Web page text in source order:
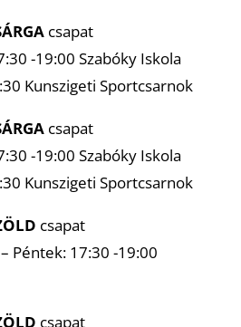
csapat
-19:00 Szabóky Iskola
Kunszigeti Sportcsarnok
csapat
-19:00 Szabóky Iskola
Kunszigeti Sportcsarnok
csapat
Péntek: 17:30 -19:00
csapat